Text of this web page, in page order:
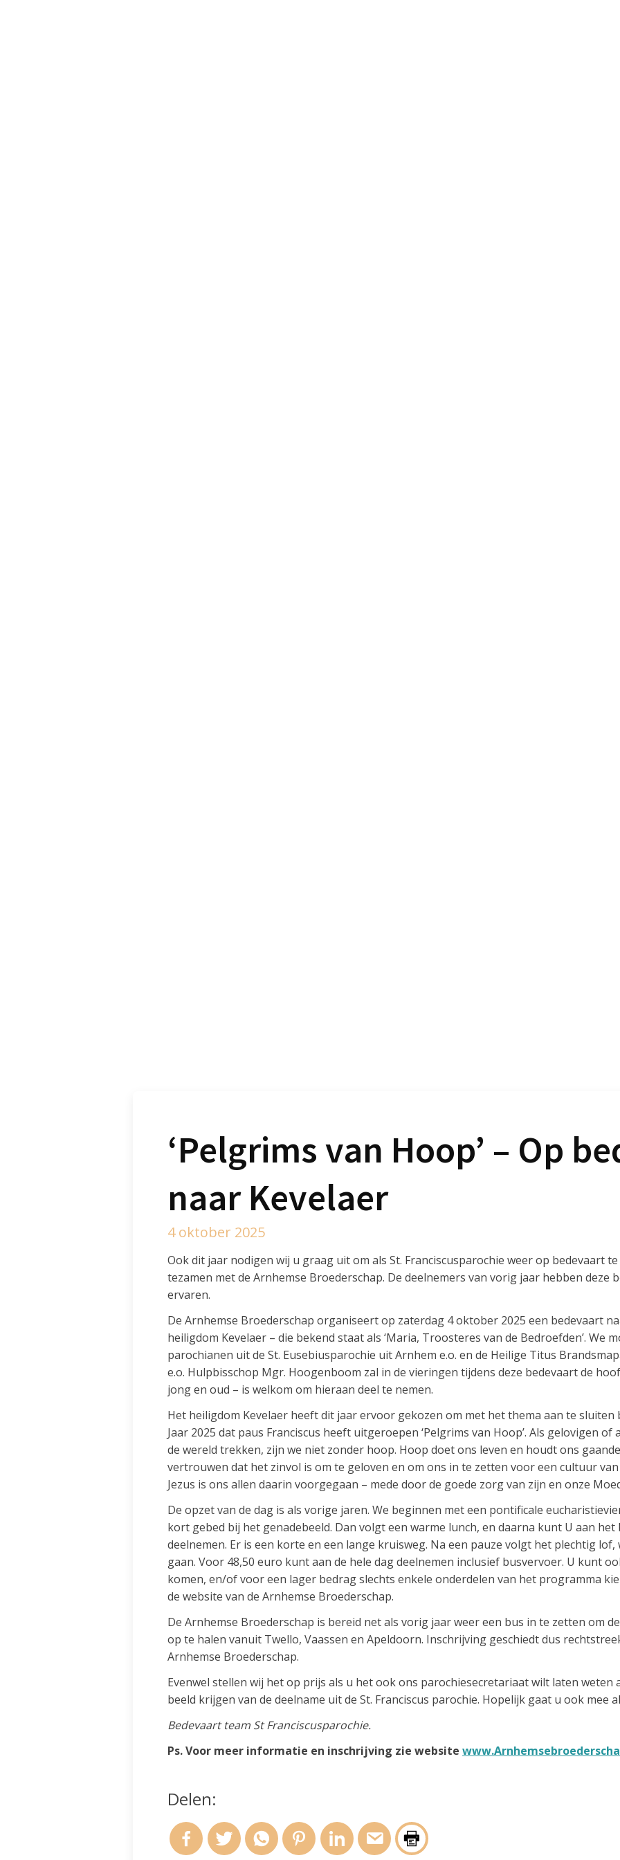
‘Pelgrims van Hoop’ – Op
naar Kevelaer
4 oktober 2025
Ook dit jaar nodigen wij u graag uit om als St. Franciscusparochie weer op bedevaart
tezamen met de Arnhemse Broederschap. De deelnemers van vorig jaar hebben deze
ervaren.
De Arnhemse Broederschap organiseert op zaterdag 4 oktober 2025 een bedevaart
heiligdom Kevelaer – die bekend staat als ‘Maria, Troosteres van de Bedroefden’. We
parochianen uit de St. Eusebiusparochie uit Arnhem e.o. en de Heilige Titus
e.o. Hulpbisschop Mgr. Hoogenboom zal in de vieringen tijdens deze bedevaart de
jong en oud – is welkom om hieraan deel te nemen.
Het heiligdom Kevelaer heeft dit jaar ervoor gekozen om met het thema aan te
Jaar 2025 dat paus Franciscus heeft uitgeroepen ‘Pelgrims van Hoop’. Als gelovigen
de wereld trekken, zijn we niet zonder hoop. Hoop doet ons leven en houdt ons
vertrouwen dat het zinvol is om te geloven en om ons in te zetten voor een cultuur
Jezus is ons allen daarin voorgegaan – mede door de goede zorg van zijn en onze
De opzet van de dag is als vorige jaren. We beginnen met een pontificale
kort gebed bij het genadebeeld. Dan volgt een warme lunch, en daarna kunt U aan
deelnemen. Er is een korte en een lange kruisweg. Na een pauze volgt het plechtig
gaan. Voor 48,50 euro kunt aan de hele dag deelnemen inclusief busvervoer. U kunt
komen, en/of voor een lager bedrag slechts enkele onderdelen van het programma
de website van de Arnhemse Broederschap.
De Arnhemse Broederschap is bereid net als vorig jaar weer een bus in te zetten om
op te halen vanuit Twello, Vaassen en Apeldoorn. Inschrijving geschiedt dus
Arnhemse Broederschap.
Evenwel stellen wij het op prijs als u het ook ons parochiesecretariaat wilt laten weten
beeld krijgen van de deelname uit de St. Franciscus parochie. Hopelijk gaat u ook mee
Bedevaart team St Franciscusparochie.
Ps. Voor meer informatie en inschrijving zie website
Delen: